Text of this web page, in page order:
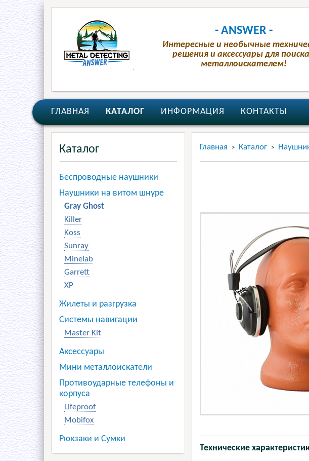
- ANSWER -
Интересные и необычные
решения и аксессуары для
металлоискателем!
ГЛАВНАЯ КАТАЛОГ ИНФОРМАЦИЯ КОНТАКТЫ
Каталог
Беспроводные наушники
Наушники на витом шнуре
Gray Ghost
Killer
Koss
Sunray
Minelab
Garrett
XP
Жилеты и разгрузка
Системы навигации
Master Kit
Аксессуары
Мини металлоискатели
Противоударные телефоны и
корпуса
Lifeproof
Mobifox
Рюкзаки и Сумки
Главная > Каталог >
Технические